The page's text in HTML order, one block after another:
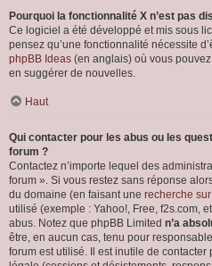
Pourquoi la fonctionnalité X n’est pas
Ce logiciel a été développé et mis sous
pensez qu’une fonctionnalité nécessite
phpBB Ideas (en anglais) où vous
en suggérer de nouvelles.
Haut
Qui contacter pour les abus ou les
forum ?
Contactez n’importe lequel des
forum ». Si vous restez sans réponse
du domaine (en faisant une recherche
utilisé (exemple : Yahoo!, Free, f2s.com,
abus. Notez que phpBB Limited n’a
être, en aucun cas, tenu pour
forum est utilisé. Il est inutile de